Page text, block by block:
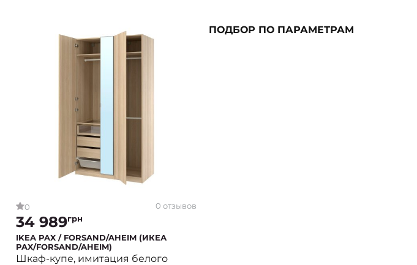
0 0 отзывов
34 989грн
IKEA PAX / FORSAND/AHEIM (ИКЕА
PAX/FORSAND/AHEIM)
Шкаф-купе, имитация белого
ПОДБОР ПО ПАРАМЕТРАМ